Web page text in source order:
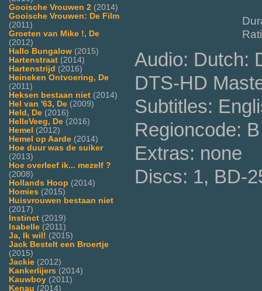
Gooische Vrouwen 2 (2014)
Gooische Vrouwen: De Film
(2011)
Groeten van Mike !, De
(2012)
Hallo Bungalow (2015)
Hartenstraat (2014)
Hartenstrijd (2016)
Heineken Ontvoering, De
(2011)
Heksen bestaan niet (2014)
Hel van '63, De (2009)
Held, De (2016)
HelleVeeg, De (2016)
Hemel (2012)
Hemel op Aarde (2014)
Hoe duur was de suiker
(2013)
Hoe overleef ik... mezelf ?
(2008)
Hollands Hoop (2014)
Homies (2015)
Huisvrouwen bestaan niet
(2017)
Instinct (2019)
Isabelle (2011)
Ja, Ik wil! (2015)
Jack Bestelt een Broertje
(2015)
Jackie (2012)
Kankerlijers (2014)
Kauwboy (2011)
Kenau (2014)
Audio: Dutch:
DTS-HD
Subtitles:
Regioncode: B
Extras: none
Discs: 1, BD-